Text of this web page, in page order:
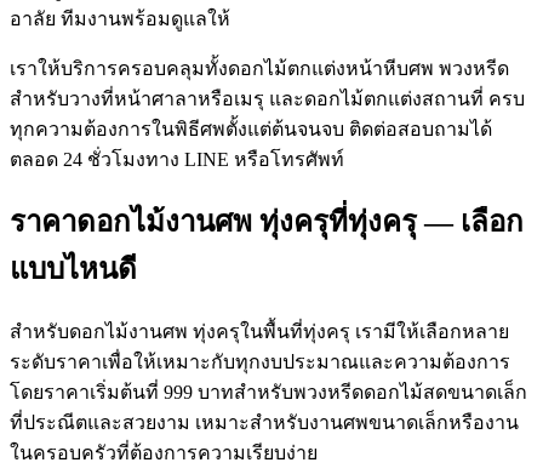
อาลัย ทีมงานพร้อมดูแลให้
เราให้บริการครอบคลุมทั้งดอกไม้ตกแต่งหน้าหีบศพ พวงหรีด
สำหรับวางที่หน้าศาลาหรือเมรุ และดอกไม้ตกแต่งสถานที่ ครบ
ทุกความต้องการในพิธีศพตั้งแต่ต้นจนจบ ติดต่อสอบถามได้
ตลอด 24 ชั่วโมงทาง LINE หรือโทรศัพท์
ราคาดอกไม้งานศพ ทุ่งครุที่ทุ่งครุ — เลือก
แบบไหนดี
สำหรับดอกไม้งานศพ ทุ่งครุในพื้นที่ทุ่งครุ เรามีให้เลือกหลาย
ระดับราคาเพื่อให้เหมาะกับทุกงบประมาณและความต้องการ
โดยราคาเริ่มต้นที่ 999 บาทสำหรับพวงหรีดดอกไม้สดขนาดเล็ก
ที่ประณีตและสวยงาม เหมาะสำหรับงานศพขนาดเล็กหรืองาน
ในครอบครัวที่ต้องการความเรียบง่าย